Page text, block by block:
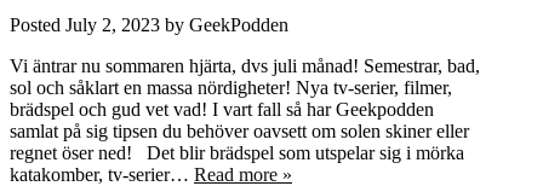
Posted July 2, 2023 by GeekPodden
Vi äntrar nu sommaren hjärta, dvs juli månad! Semestrar, bad,
sol och såklart en massa nördigheter! Nya tv-serier, filmer,
brädspel och gud vet vad! I vart fall så har Geekpodden
samlat på sig tipsen du behöver oavsett om solen skiner eller
regnet öser ned! Det blir brädspel som utspelar sig i mörka
katakomber, tv-serier… Read more »